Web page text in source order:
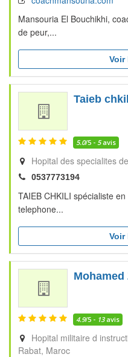
Mansouria El Bouchikhi,
de peur,...
Voir
Taieb
5.0/5 - 5avis
Hopital des specialites
0537773194
TAIEB CHKILI spécialiste
telephone...
Voir
4.9/5 - 13avis
Hopital militaire d
Rabat Maroc